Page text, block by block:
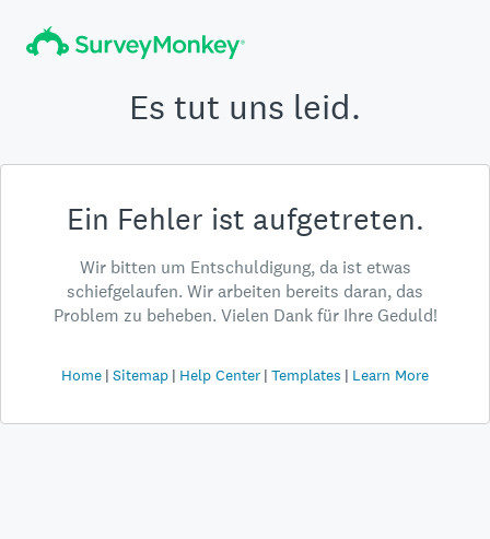
Es tut uns leid.
Ein Fehler ist aufgetreten.
Wir bitten um Entschuldigung, da ist etwas
schiefgelaufen. Wir arbeiten bereits daran, das
Problem zu beheben. Vielen Dank für Ihre Geduld!
Home Sitemap Help Center Templates Learn More